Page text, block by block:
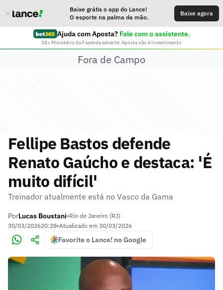
Baixe grátis o app do Lance!
O esporte na palma da mão.
Baixe agora
Ajuda com Aposta? Fale com o assistente.
18+ Ministério da Fazenda adverte: Aposta não é investimento
Fora de Campo
Fellipe Bastos defende
Renato Gaúcho e destaca: 'É
muito difícil'
Treinador atualmente está no Vasco da Gama
PorLucas Boustani•Rio de Janeiro (RJ)
30/03/202620:28•Atualizado em 30/03/2026
Favorite o Lance! no Google